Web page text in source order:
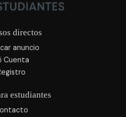
directos
anuncio
Cuenta
estudiantes